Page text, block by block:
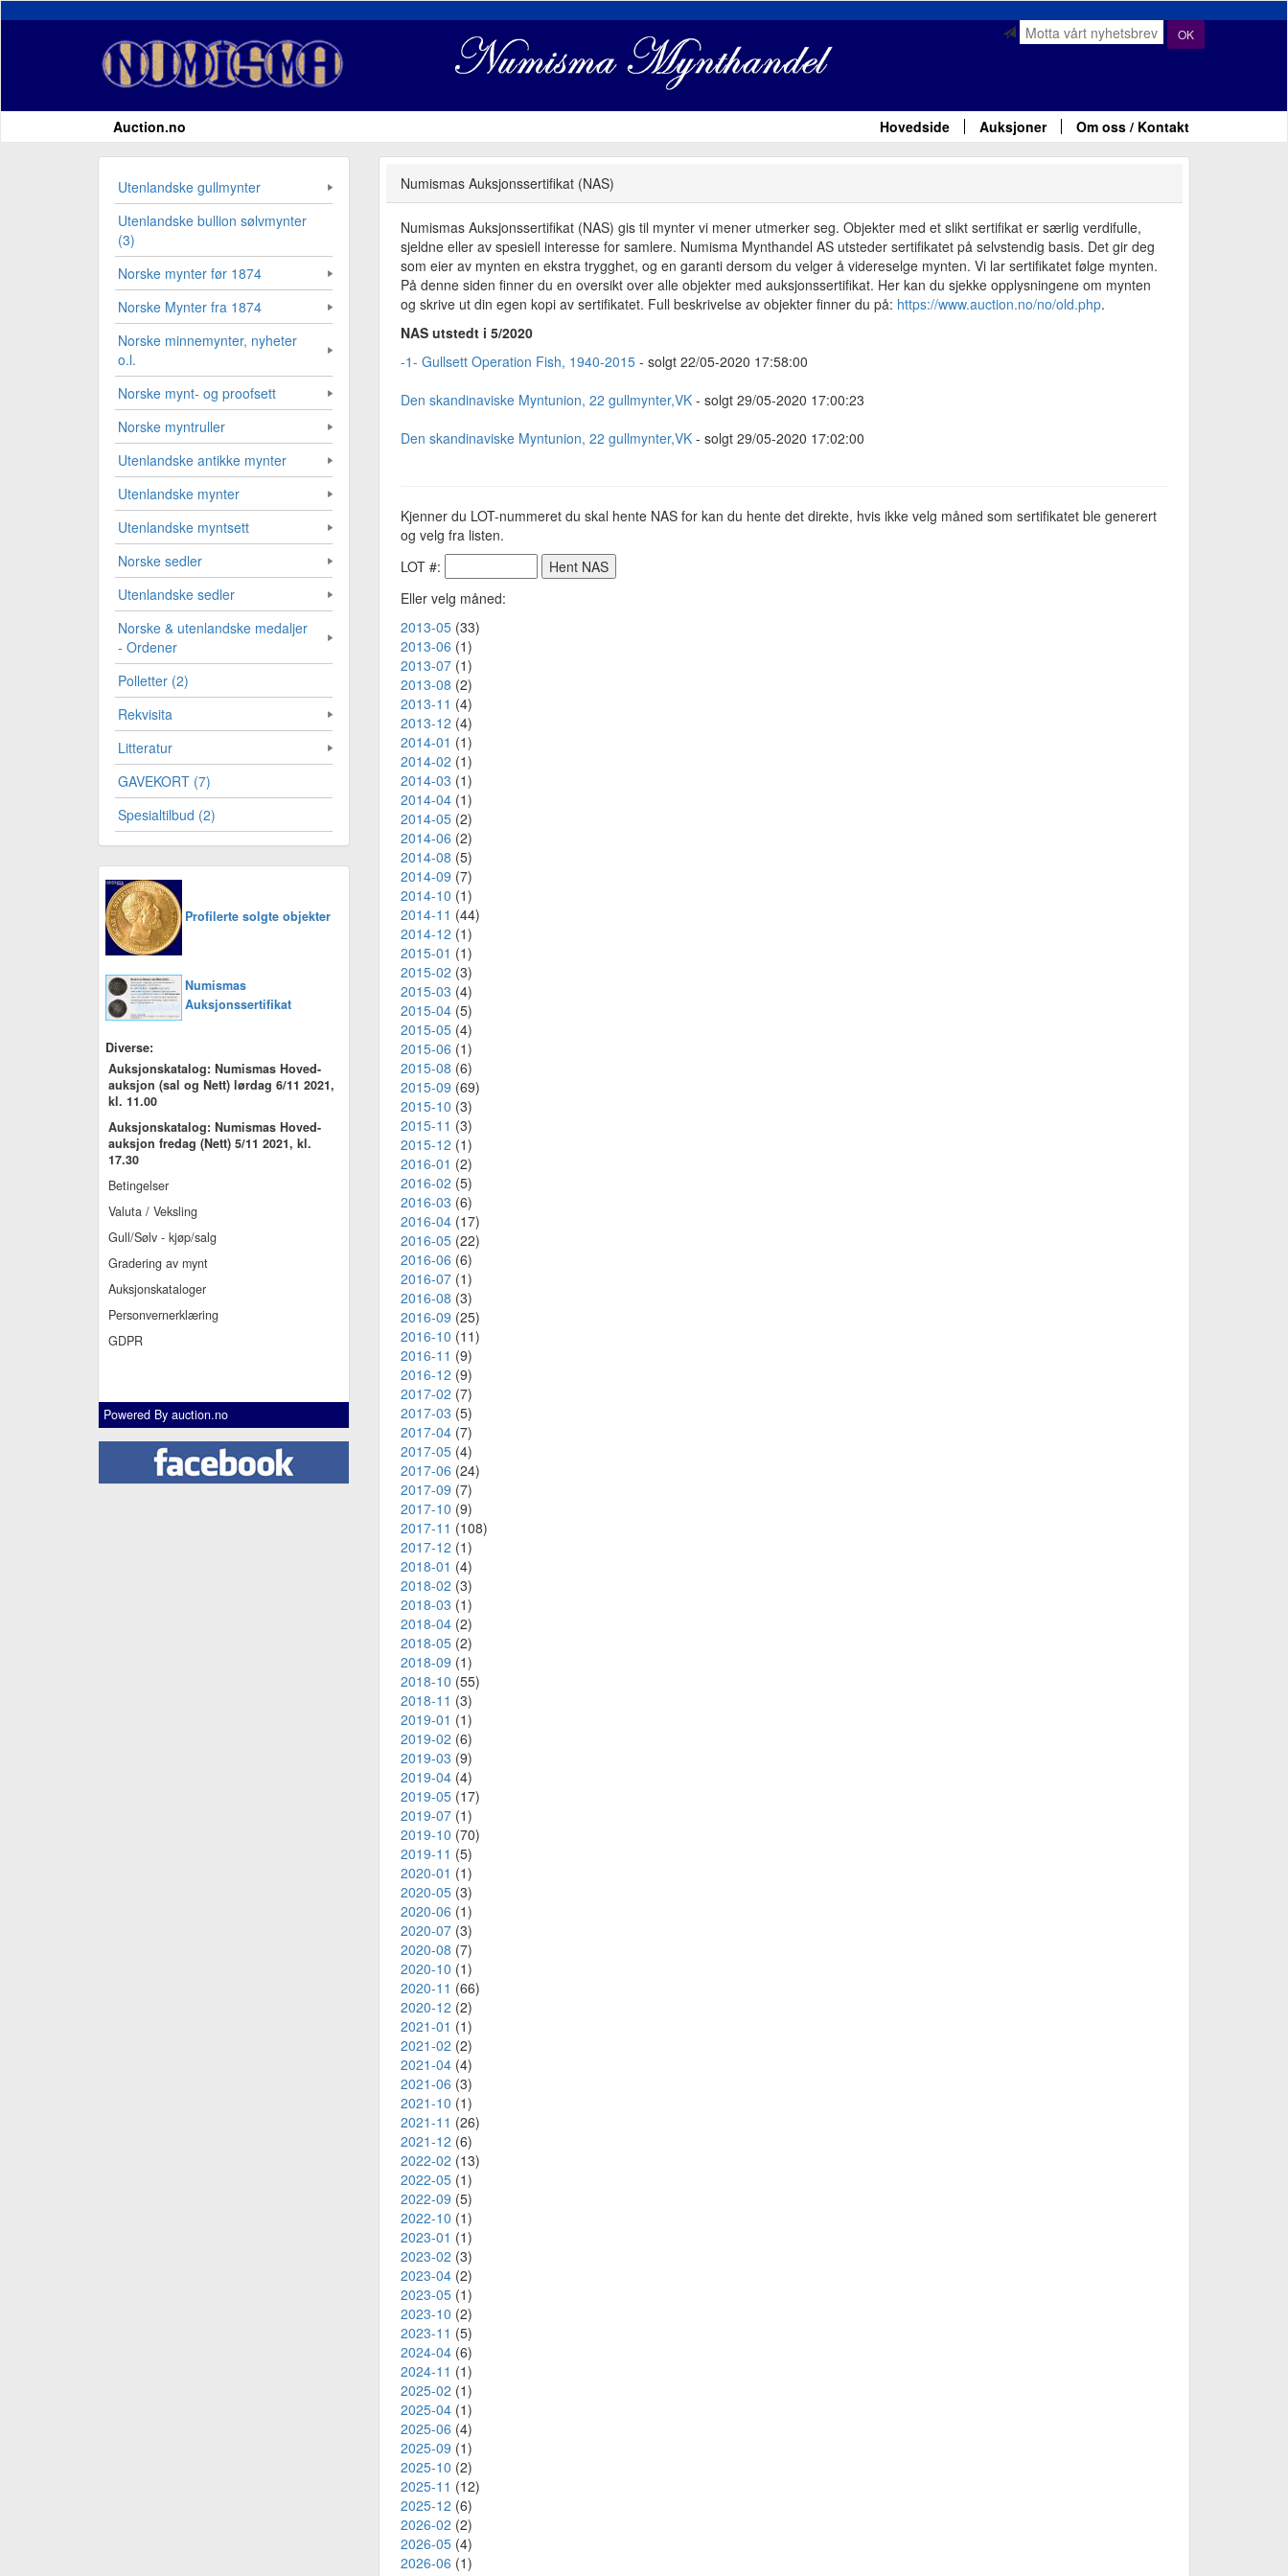
OK
Auction.no Hovedside Auksjoner Om oss / Kontakt
Utenlandske gullmynter
Utenlandske bullion sølvmynter
(3)
Norske mynter før 1874
Norske Mynter fra 1874
Norske minnemynter, nyheter
o.l.
Norske mynt- og proofsett
Norske myntruller
Utenlandske antikke mynter
Utenlandske mynter
Utenlandske myntsett
Norske sedler
Utenlandske sedler
Norske & utenlandske medaljer
- Ordener
Polletter (2)
Rekvisita
Litteratur
GAVEKORT (7)
Spesialtilbud (2)
Profilerte solgte objekter
Numismas
Auksjonssertifikat
Diverse:
Auksjonskatalog: Numismas Hoved-
auksjon (sal og Nett) lørdag 6/11 2021,
kl. 11.00
Auksjonskatalog: Numismas Hoved-
auksjon fredag (Nett) 5/11 2021, kl.
17.30
Betingelser
Valuta / Veksling
Gull/Sølv - kjøp/salg
Gradering av mynt
Auksjonskataloger
Personvernerklæring
GDPR
Powered By auction.no
Numismas Auksjonssertifikat (NAS)
Numismas Auksjonssertifikat (NAS) gis til mynter vi mener utmerker seg. Objekter med et slikt sertifikat er særlig verdifulle,
sjeldne eller av spesiell interesse for samlere. Numisma Mynthandel AS utsteder sertifikatet på selvstendig basis. Det gir deg
som eier av mynten en ekstra trygghet, og en garanti dersom du velger å videreselge mynten. Vi lar sertifikatet følge mynten.
På denne siden finner du en oversikt over alle objekter med auksjonssertifikat. Her kan du sjekke opplysningene om mynten
og skrive ut din egen kopi av sertifikatet. Full beskrivelse av objekter finner du på: https://www.auction.no/no/old.php.
NAS utstedt i 5/2020
-1- Gullsett Operation Fish, 1940-2015- solgt 22/05-2020 17:58:00
Den skandinaviske Myntunion, 22 gullmynter,VK- solgt 29/05-2020 17:00:23
Den skandinaviske Myntunion, 22 gullmynter,VK- solgt 29/05-2020 17:02:00
Kjenner du LOT-nummeret du skal hente NAS for kan du hente det direkte, hvis ikke velg måned som sertifikatet ble generert
og velg fra listen.
LOT #:
Eller velg måned:
2013-05(33)
2013-06 (1)
2013-07(1)
2013-08 (2)
2013-11 (4)
2013-12 (4)
2014-01 (1)
2014-02 (1)
2014-03 (1)
2014-04(1)
2014-05(2)
2014-06 (2)
2014-08 (5)
2014-09 (7)
2014-10 (1)
2014-11 (44)
2014-12 (1)
2015-01 (1)
2015-02 (3)
2015-03 (4)
2015-04(5)
2015-05(4)
2015-06 (1)
2015-08 (6)
2015-09 (69)
2015-10 (3)
2015-11 (3)
2015-12 (1)
2016-01 (2)
2016-02 (5)
2016-03 (6)
2016-04(17)
2016-05(22)
2016-06 (6)
2016-07(1)
2016-08 (3)
2016-09 (25)
2016-10 (11)
2016-11 (9)
2016-12 (9)
2017-02 (7)
2017-03 (5)
2017-04(7)
2017-05(4)
2017-06 (24)
2017-09 (7)
2017-10 (9)
2017-11 (108)
2017-12 (1)
2018-01 (4)
2018-02 (3)
2018-03 (1)
2018-04(2)
2018-05(2)
2018-09 (1)
2018-10 (55)
2018-11 (3)
2019-01 (1)
2019-02 (6)
2019-03 (9)
2019-04(4)
2019-05(17)
2019-07(1)
2019-10 (70)
2019-11 (5)
2020-01 (1)
2020-05(3)
2020-06 (1)
2020-07(3)
2020-08 (7)
2020-10 (1)
2020-11 (66)
2020-12 (2)
2021-01 (1)
2021-02 (2)
2021-04(4)
2021-06 (3)
2021-10 (1)
2021-11 (26)
2021-12 (6)
2022-02 (13)
2022-05(1)
2022-09 (5)
2022-10 (1)
2023-01 (1)
2023-02 (3)
2023-04(2)
2023-05(1)
2023-10 (2)
2023-11 (5)
2024-04(6)
2024-11 (1)
2025-02 (1)
2025-04(1)
2025-06 (4)
2025-09 (1)
2025-10 (2)
2025-11 (12)
2025-12 (6)
2026-02 (2)
2026-05(4)
2026-06 (1)